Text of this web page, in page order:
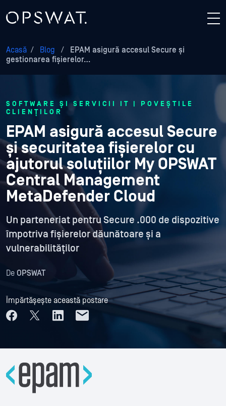
Acasă / Blog /
EPAM asigură accesul Secure și
gestionarea fișierelor…
SOFTWARE ȘI SERVICII IT | POVEȘTILE
CLIENȚILOR
EPAM asigură accesul Secure
și securitatea fișierelor cu
ajutorul soluțiilor My OPSWAT
Central Management
MetaDefender Cloud
Un parteneriat pentru Secure .000 de dispozitive
împotriva fișierelor dăunătoare și a
vulnerabilităților
De OPSWAT
Împărtășește această postare